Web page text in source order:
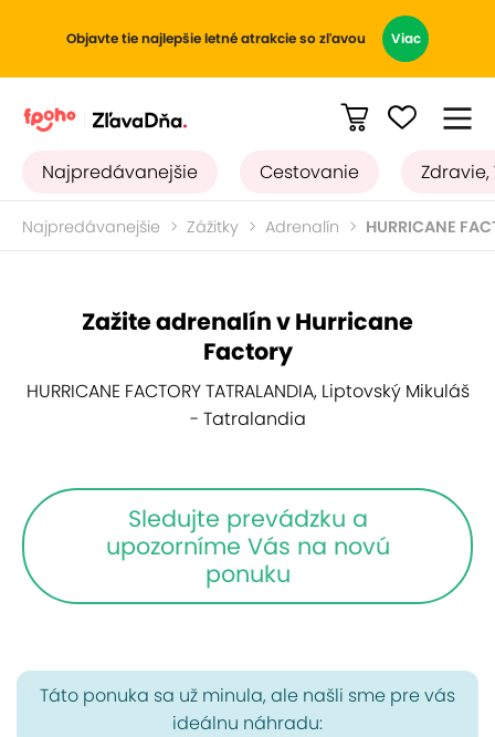
Objavte tie najlepšie letné atrakcie so zľavou Viac
Najpredávanejšie Cestovanie Zdravie,
Najpredávanejšie Zážitky Adrenalín HURRICANE
Zažite adrenalín v Hurricane
Factory
HURRICANE FACTORY TATRALANDIA, Liptovský Mikuláš
- Tatralandia
Sledujte prevádzku a
upozorníme Vás na novú
ponuku
Táto ponuka sa už minula, ale našli sme pre vás
ideálnu náhradu: